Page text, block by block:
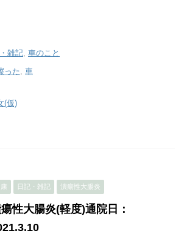
雑記, 車のこと
った, 車
(仮)
日記・雑記 潰瘍性大腸炎
性大腸炎(軽度)通院日：